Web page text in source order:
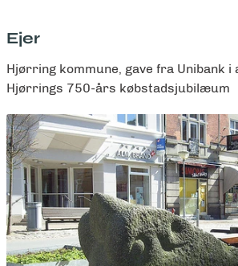
Ejer
Hjørring kommune, gave fra Unibank i
Hjørrings 750-års købstadsjubilæum